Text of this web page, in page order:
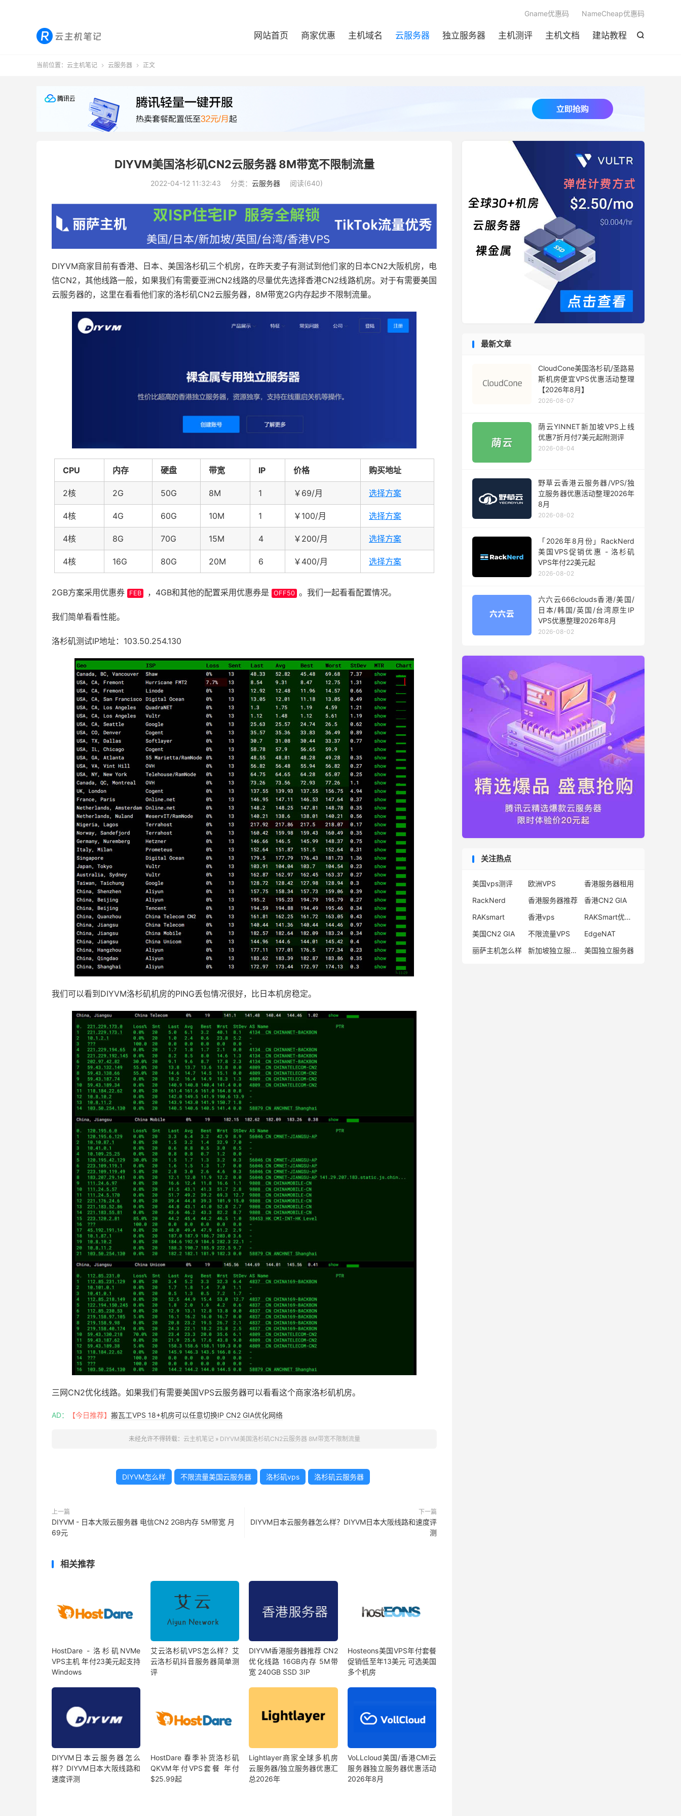

网站首页 商家优惠 主机域名 云服务器 独立服务器 主机测评 主机文档 建站教程
Gname优惠码 NameCheap优惠码
当前位置： 云主机笔记  云服务器  正文
DIYVM美国洛杉矶CN2云服务器 8M带宽不限制流量
2022-04-12 11:32:43 分类： 云服务器 阅读(640)
DIYVM商家目前有香港、日本、美国洛杉矶三个机房，在昨天麦子有测试到他们家的日本CN2大阪机房，电
信CN2，其他线路一般，如果我们有需要亚洲CN2线路的尽量优先选择香港CN2线路机房。对于有需要美国
云服务器的，这里在看看他们家的洛杉矶CN2云服务器，8M带宽2G内存起步不限制流量。
CPU 内存 硬盘 带宽 IP 价格 购买地址
2核 2G 50G 8M 1 ￥69/月 选择方案
4核 4G 60G 10M 1 ￥100/月 选择方案
4核 8G 70G 15M 4 ￥200/月 选择方案
4核 16G 80G 20M 6 ￥400/月 选择方案
2GB方案采用优惠券 FEB ，4GB和其他的配置采用优惠券是 OFF50 。我们一起看看配置情况。
我们简单看看性能。
洛杉矶测试IP地址：103.50.254.130
我们可以看到DIYVM洛杉矶机房的PING丢包情况很好，比日本机房稳定。
三网CN2优化线路。如果我们有需要美国VPS云服务器可以看看这个商家洛杉矶机房。
AD： 【今日推荐】 搬瓦工VPS 18+机房可以任意切换IP CN2 GIA优化网络
未经允许不得转载： 云主机笔记» DIYVM美国洛杉矶CN2云服务器 8M带宽不限制流量
DIYVM怎么样 不限流量美国云服务器 洛杉矶vps 洛杉矶云服务器
上一篇
DIYVM - 日本大阪云服务器 电信CN2 2GB内存 5M带宽 月
69元
下一篇
DIYVM日本云服务器怎么样？DIYVM日本大阪线路和速度评
测
相关推荐
HostDare - 洛杉矶NVMe
VPS主机 年付23美元起支持
Windows
艾云洛杉矶VPS怎么样？艾
云洛杉矶抖音服务器简单测
评
DIYVM香港服务器推荐 CN2
优化线路 16GB内存 5M带
宽 240GB SSD 3IP
Hosteons美国VPS年付套餐
促销低至年13美元 可选美国
多个机房
DIYVM日本云服务器怎么
样？DIYVM日本大阪线路和
速度评测
HostDare 春季补货洛杉矶
QKVM年付VPS套餐 年付
$25.99起
Lightlayer商家全球多机房
云服务器/独立服务器优惠汇
总2026年
VoLLcloud美国/香港CMI云
服务器独立服务器优惠活动
2026年8月
最新文章
CloudCone美国洛杉矶/圣路易
斯机房便宜VPS优惠活动整理
【2026年8月】
2026-08-07
荫云YINNET新加坡VPS上线
优惠7折月付7美元起附测评
2026-08-04
野草云香港云服务器/VPS/独
立服务器优惠活动整理2026年
8月
2026-08-02
「2026年8月份」RackNerd
美国VPS促销优惠 - 洛杉矶
VPS年付22美元起
2026-08-02
六六云666clouds香港/美国/
日本/韩国/英国/台湾原生IP
VPS优惠整理2026年8月
2026-08-02
关注热点
美国vps测评 欧洲VPS
香港服务器租用
RackNerd
香港服务器推荐
香港CN2 GIA
RAKsmart
香港vps
RAKSmart优惠码
美国CN2 GIA
不限流量VPS
EdgeNAT
丽萨主机怎么样
新加坡独立服务器 美国独立服务器